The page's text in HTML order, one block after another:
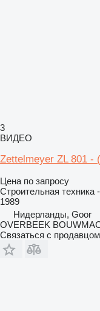
3
ВИДЕО
Zettelmeyer ZL 801 -
Цена по запросу
Строительная техника
1989
Нидерланды, Goor
OVERBEEK
Связаться с продавцом